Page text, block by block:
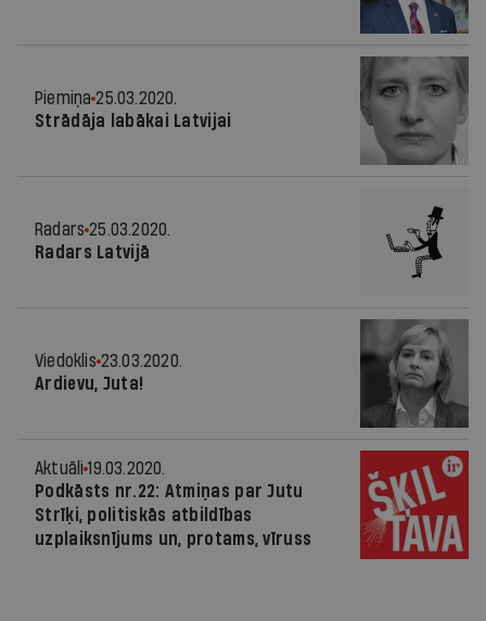
Piemiņa 25.03.2020.
Strādāja labākai Latvijai
Radars 25.03.2020.
Radars Latvijā
Viedoklis 23.03.2020.
Ardievu, Juta!
Aktuāli 19.03.2020.
Podkāsts nr.22: Atmiņas par Jutu
Strīķi, politiskās atbildības
uzplaiksnījums un, protams, vīruss